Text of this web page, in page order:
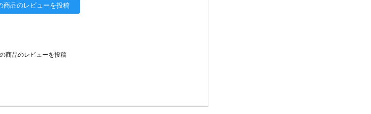
商品のレビューを投稿
商品のレビューを投稿